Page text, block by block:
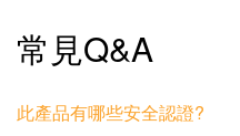
常見Q&A
此產品有哪些安全認證?